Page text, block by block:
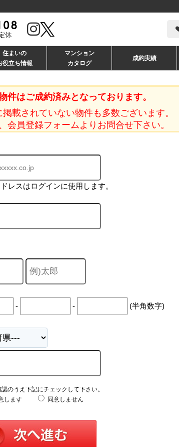
住まいの
役立ち情報
マンション
カタログ
成約実績
件はご成約済みとなっております。
載されていない物件も多数ございます。
会員登録フォームよりお問合せ下さい。
レスはログインに使用します。
- - (半角数字)
のうえ下記にチェックして下さい。
します
同意しません